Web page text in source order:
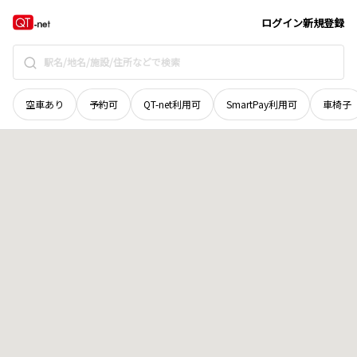
ログイン新規登録
空車あり 予約可 QT-net利用可 SmartPay利用可 車椅子
愛媛県